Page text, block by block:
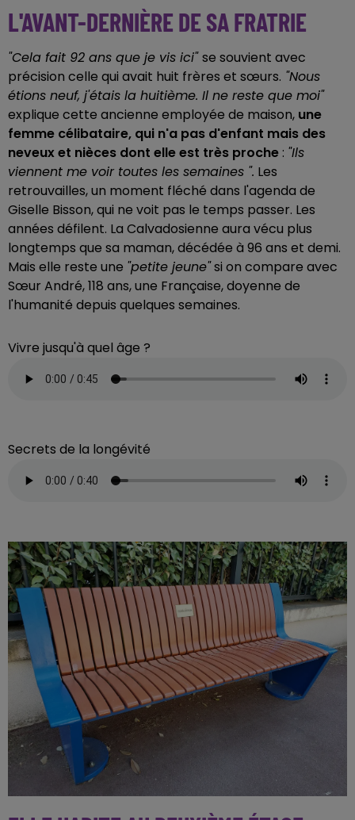
L'AVANT-DERNIÈRE DE SA FRATRIE
"Cela fait 92 ans que je vis ici"se souvient avec
précision celle qui avait huit frères et sœurs. "Nous
étions neuf, j'étais la huitième. Il ne reste que moi"
explique cette ancienne employée de maison, une
femme célibataire, qui n'a pas d'enfant mais des
neveux et nièces dont elle est très proche : "Ils
viennent me voir toutes les semaines ". Les
retrouvailles, un moment fléché dans l'agenda de
Giselle Bisson, qui ne voit pas le temps passer. Les
années défilent. La Calvadosienne aura vécu plus
longtemps que sa maman, décédée à 96 ans et demi.
Mais elle reste une "petite jeune"si on compare avec
Sœur André, 118 ans, une Française, doyenne de
l'humanité depuis quelques semaines.
Vivre jusqu'à quel âge ?
Secrets de la longévité